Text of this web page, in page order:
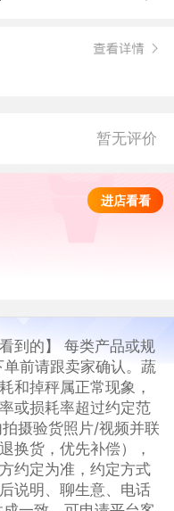
暂无评价
进店看看
到的】 每类产品或规
前请跟卖家确认。蔬
和掉秤属正常现象，
或损耗率超过约定范
摄验货照片/视频并联
换货，优先补偿），
约定为准，约定方式
说明、聊生意、电话